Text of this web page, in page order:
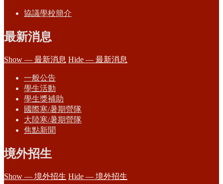
協議學校簡介
最新消息
Show — 最新消息 Hide — 最新消息
一般公告
學生活動
學生獎補助
國際寒/暑期營隊
大陸寒/暑期營隊
焦點新聞
境外招生
Show — 境外招生 Hide — 境外招生